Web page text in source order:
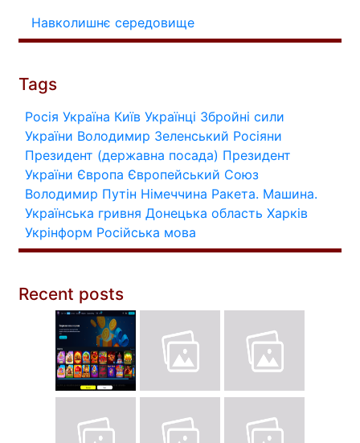
Навколишнє середовище
Tags
Росія Україна Київ Українці Збройні сили
України Володимир Зеленський Росіяни
Президент (державна посада) Президент
України Європа Європейський Союз
Володимир Путін Німеччина Ракета. Машина.
Українська гривня Донецька область Харків
Укрінформ Російська мова
Recent posts